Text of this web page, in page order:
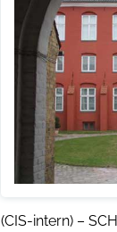
(CIS-intern) –